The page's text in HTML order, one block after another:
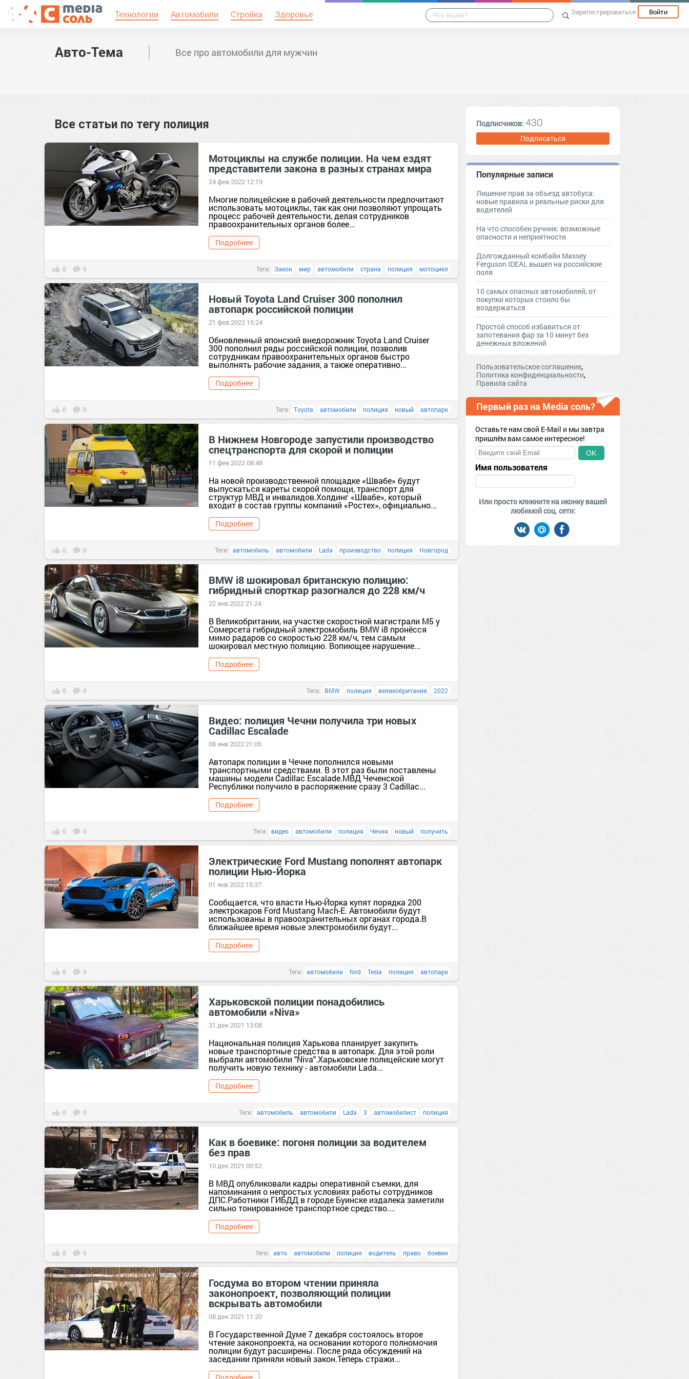
Технологии Автомобили Стройка Здоровье Зарегистрироваться Войти
Авто-Тема Все про автомобили для мужчин
Все статьи по тегу полиция
Мотоциклы на службе полиции. На чем ездят
представители закона в разных странах мира
24 фев 2022 12:19
Многие полицейские в рабочей деятельности предпочитают
использовать мотоциклы, так как они позволяют упрощать
процесс рабочей деятельности, делая сотрудников
правоохранительных органов более...
Подробнее
0 0 Теги: Закон мир автомобили страна полиция мотоцикл
Новый Toyota Land Cruiser 300 пополнил
автопарк российской полиции
21 фев 2022 15:24
Обновленный японский внедорожник Toyota Land Cruiser
300 пополнил ряды российской полиции, позволив
сотрудникам правоохранительных органов быстро
выполнять рабочие задания, а также оперативно...
Подробнее
0 0 Теги: Toyota автомобили полиция новый автопарк
В Нижнем Новгороде запустили производство
спецтранспорта для скорой и полиции
11 фев 2022 08:48
На новой производственной площадке «Швабе» будут
выпускаться кареты скорой помощи, транспорт для
структур МВД и инвалидов.Холдинг «Швабе», который
входит в состав группы компаний «Ростех», официально...
Подробнее
0 0 Теги: автомобиль автомобили Lada производство полиция Новгород
BMW i8 шокировал британскую полицию:
гибридный спорткар разогнался до 228 км/ч
22 янв 2022 21:24
В Великобритании, на участке скоростной магистрали М5 у
Сомерсета гибридный электромобиль BMW i8 пронёсся
мимо радаров со скоростью 228 км/ч, тем самым
шокировал местную полицию. Вопиющее нарушение...
Подробнее
0 0 Теги: BMW полиция великобритания 2022
Видео: полиция Чечни получила три новых
Cadillac Escalade
08 янв 2022 21:05
Автопарк полиции в Чечне пополнился новыми
транспортными средствами. В этот раз были поставлены
машины модели Cadillac Escalade.МВД Чеченской
Республики получило в распоряжение сразу 3 Cadillac...
Подробнее
0 0 Теги: видео автомобили полиция Чечня новый получить
Электрические Ford Mustang пополнят автопарк
полиции Нью-Йорка
01 янв 2022 15:37
Сообщается, что власти Нью-Йорка купят порядка 200
электрокаров Ford Mustang Mach-E. Автомобили будут
использованы в правоохранительных органах города.В
ближайшее время новые электромобили будут...
Подробнее
0 0 Теги: автомобили ford Tesla полиция автопарк
Харьковской полиции понадобились
автомобили «Niva»
31 дек 2021 13:08
Национальная полиция Харькова планирует закупить
новые транспортные средства в автопарк. Для этой роли
выбрали автомобили "Niva".Харьковские полицейские могут
получить новую технику - автомобили Lada...
Подробнее
0 0 Теги: автомобиль автомобили Lada 3 автомобилист полиция
Как в боевике: погоня полиции за водителем
без прав
10 дек 2021 00:52
В МВД опубликовали кадры оперативной съемки, для
напоминания о непростых условиях работы сотрудников
ДПС.Работники ГИБДД в городе Буинске издалека заметили
сильно тонированное транспортное средство....
Подробнее
0 0 Теги: авто автомобили полиция водитель право боевик
Госдума во втором чтении приняла
законопроект, позволяющий полиции
вскрывать автомобили
08 дек 2021 11:20
В Государственной Думе 7 декабря состоялось второе
чтение законопроекта, на основании которого полномочия
полиции будут расширены. После ряда обсуждений на
заседании приняли новый закон.Теперь стражи...
Подписчиков: 430
Подписаться
Популярные записи
Лишение прав за объезд автобуса:
новые правила и реальные риски для
водителей
На что способен ручник: возможные
опасности и неприятности
Долгожданный комбайн Massey
Ferguson IDEAL вышел на российские
поля
10 самых опасных автомобилей, от
покупки которых стоило бы
воздержаться
Простой способ избавиться от
запотевания фар за 10 минут без
денежных вложений
Пользовательское соглашение,
Политика конфиденциальности,
Правила сайта
Первый раз на Media соль?
Оставьте нам свой E-Mail и мы завтра
пришлём вам самое интересное!
OK
Имя пользователя
Или просто кликните на иконку вашей
любимой соц. сети: